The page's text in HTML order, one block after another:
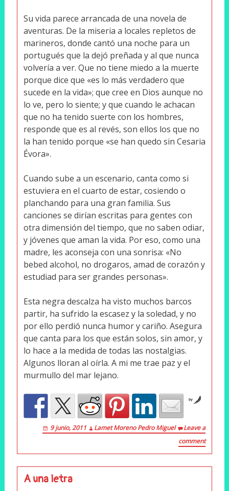
Su vida parece arrancada de una novela de
aventuras. De la miseria a locales repletos de
marineros, donde cantó una noche para un
portugués que la dejó preñada y al que nunca
volvería a ver. Que no tiene miedo a la muerte
porque dice que «es lo más verdadero que
sucede en la vida»; que cree en Dios aunque no
lo ve, pero lo siente; y que cuando le achacan
que no ha tenido suerte con los hombres,
responde que es al revés, son ellos los que no
la han tenido porque «se han quedo sin Cesaria
Évora».
Cuando sube a un escenario, canta como si
estuviera en el cuarto de estar, cosiendo o
planchando para una gran familia. Sus
canciones se dirían escritas para gentes con
otra dimensión del tiempo, que no saben odiar,
y jóvenes que aman la vida. Por eso, como una
madre, les aconseja con una sonrisa: «No
bebed alcohol, no drogaros, amad de corazón y
estudiad para ser grandes personas».
Esta negra descalza ha visto muchos barcos
partir, ha sufrido la escasez y la soledad, y no
por ello perdió nunca humor y cariño. Asegura
que canta para los que están solos, sin amor, y
lo hace a la medida de todas las nostalgias.
Algunos lloran al oírla. A mi me trae paz y el
murmullo del mar lejano.
by
9 junio, 2011 Lamet Moreno Pedro Miguel
Leave a
comment
A una letra